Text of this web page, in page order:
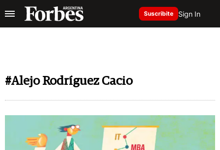
Suscribite Sign In
#Alejo Rodríguez Cacio